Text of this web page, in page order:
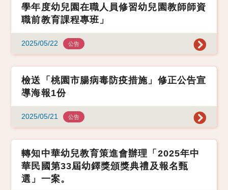
學年度幼兒園在職人員修習幼兒園教師師資
職前教育課程專班」
2025/05/22 公告
檢送「桃園市腸病毒防疫措施」修正公告宣
導海報1份
2025/05/21 公告
轉知中華幼兒教育策進會辦理「2025年中
華民國第33屆幼鐸獎頒獎典禮及報名甄
選」一案。